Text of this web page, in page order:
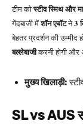
टीम कोस्टीव स्मिथ और
गेंदबाजी मेंशॉन एबॉटने3
बेहतर प्रदर्शन की
बल्लेबाजीकरनी होगी और
मुख्य खिलाड़ी:
SL vs AUS